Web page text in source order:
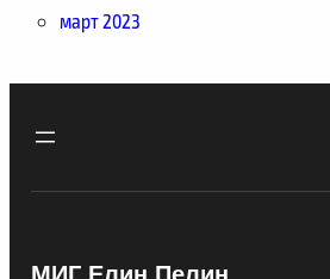
март 2023
МИГ Елин Пелин